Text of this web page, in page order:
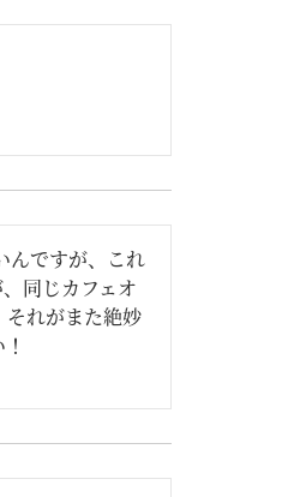
んですが、これ
同じカフェオ
それがまた絶妙